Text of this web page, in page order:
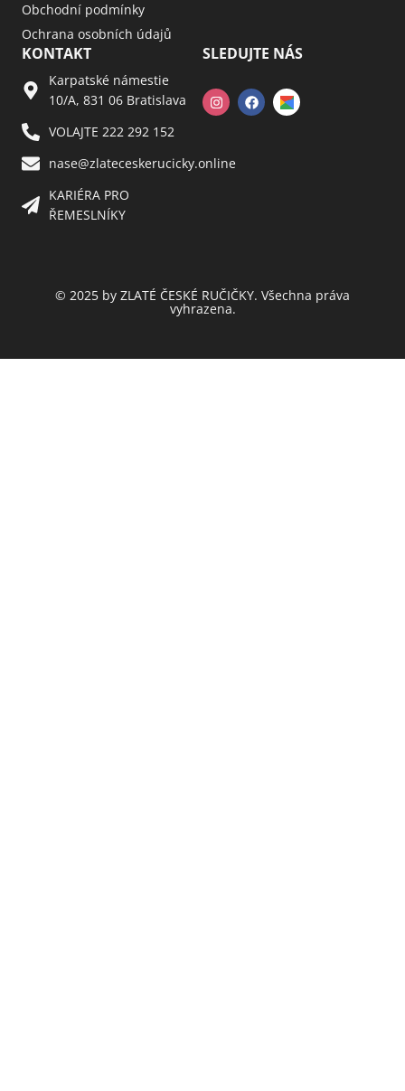
Obchodní podmínky
Ochrana osobních údajů
KONTAKT
Karpatské námestie
10/A, 831 06 Bratislava
VOLAJTE 222 292 152
nase@zlateceskerucicky.online
KARIÉRA PRO
ŘEMESLNÍKY
SLEDUJTE NÁS
© 2025 by ZLATÉ ČESKÉ RUČIČKY. Všechna práva
vyhrazena.